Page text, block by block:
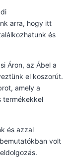
arra, hogy itt
és
Áron, az Ábel a
el koszorút.
amely a
termékekkel
és azzal
volt